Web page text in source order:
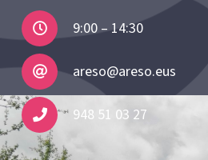
9:00 – 14:30
areso@areso.eus
948 51 03 27